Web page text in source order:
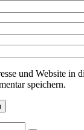
und Website in
speichern.